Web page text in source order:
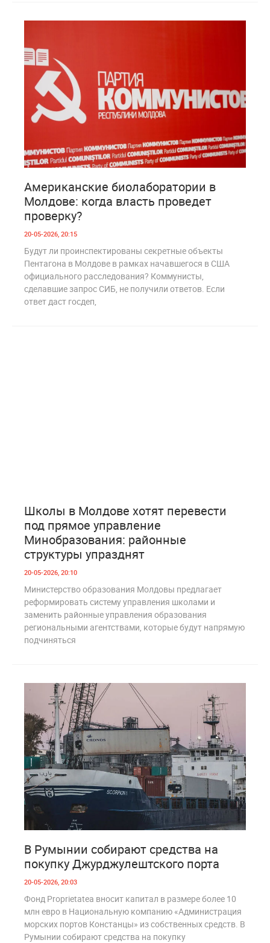
Американские биолаборатории в
Молдове: когда власть проведет
проверку?
20-05-2026, 20:15
Будут ли проинспектированы секретные объекты
Пентагона в Молдове в рамках начавшегося в США
официального расследования? Коммунисты,
сделавшие запрос СИБ, не получили ответов. Если
ответ даст госдеп,
Школы в Молдове хотят перевести
под прямое управление
Минобразования: районные
структуры упразднят
20-05-2026, 20:10
Министерство образования Молдовы предлагает
реформировать систему управления школами и
заменить районные управления образования
региональными агентствами, которые будут напрямую
подчиняться
В Румынии собирают средства на
покупку Джурджулештского порта
20-05-2026, 20:03
Фонд Proprietatea вносит капитал в размере более 10
млн евро в Национальную компанию «Администрация
морских портов Констанцы» из собственных средств. В
Румынии собирают средства на покупку